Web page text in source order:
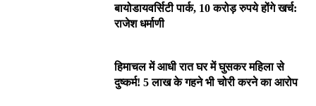
बायोडायवर्सिटी पार्क, 10 करोड़ रुपये होंगे खर्च:
राजेश धर्माणी
हिमाचल में आधी रात घर में घुसकर महिला से
दुष्कर्म! 5 लाख के गहने भी चोरी करने का आरोप